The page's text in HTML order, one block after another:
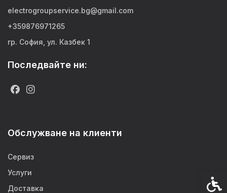
electrogroupservice.bg@gmail.com
+359876971265
гр. София, ул. Казбек 1
Последвайте ни:
Обслужване на клиенти
Сервиз
Услуги
Доставка